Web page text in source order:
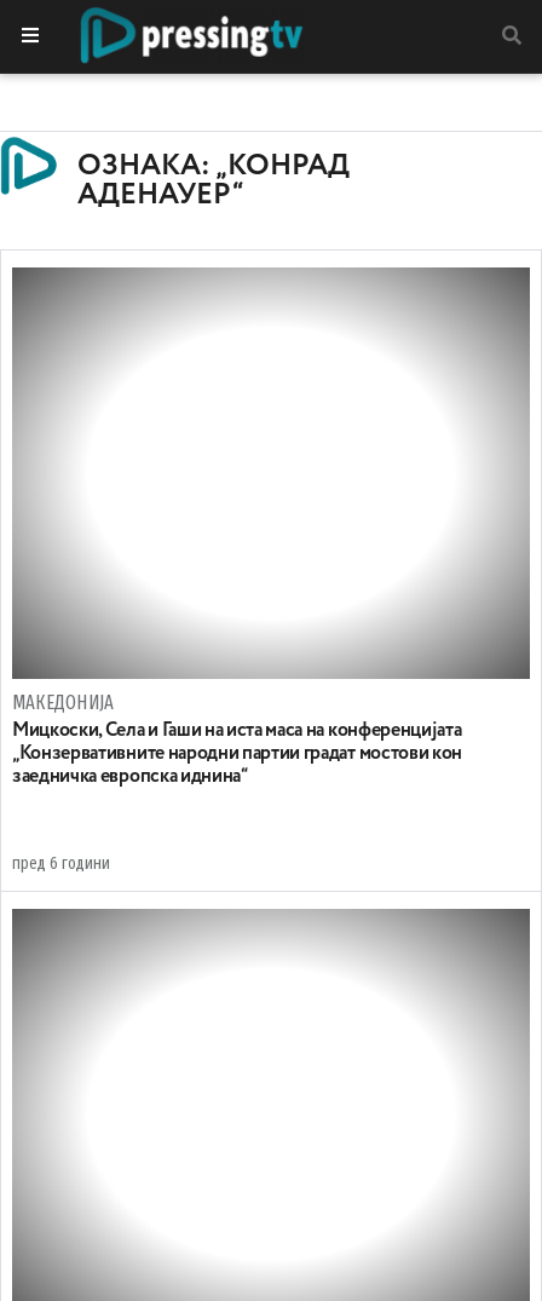
ОЗНАКА: „КОНРАД
АДЕНАУЕР“
МАКЕДОНИЈА
Мицкоски, Села и Гаши на иста маса на конференцијата
„Конзервативните народни партии градат мостови кон
заедничка европска иднина“
пред 6 години